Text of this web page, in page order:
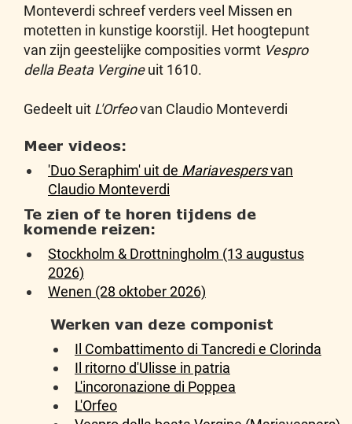
Monteverdi schreef verders veel Missen en
motetten in kunstige koorstijl. Het hoogtepunt
van zijn geestelijke composities vormt Vespro
della Beata Vergineuit 1610.
Gedeelt uit L'Orfeovan Claudio Monteverdi
Meer videos:
'Duo Seraphim' uit de Mariavespersvan
Claudio Monteverdi
Te zien of te horen tijdens de
komende reizen:
Stockholm & Drottningholm (13 augustus
2026)
Wenen (28 oktober 2026)
Werken van deze componist
Il Combattimento di Tancredi e Clorinda
Il ritorno d'Ulisse in patria
L'incoronazione di Poppea
L'Orfeo